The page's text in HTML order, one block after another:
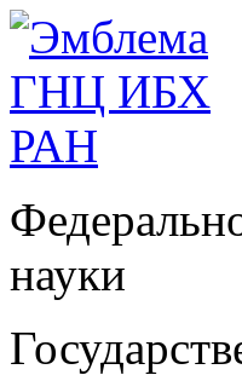
науки